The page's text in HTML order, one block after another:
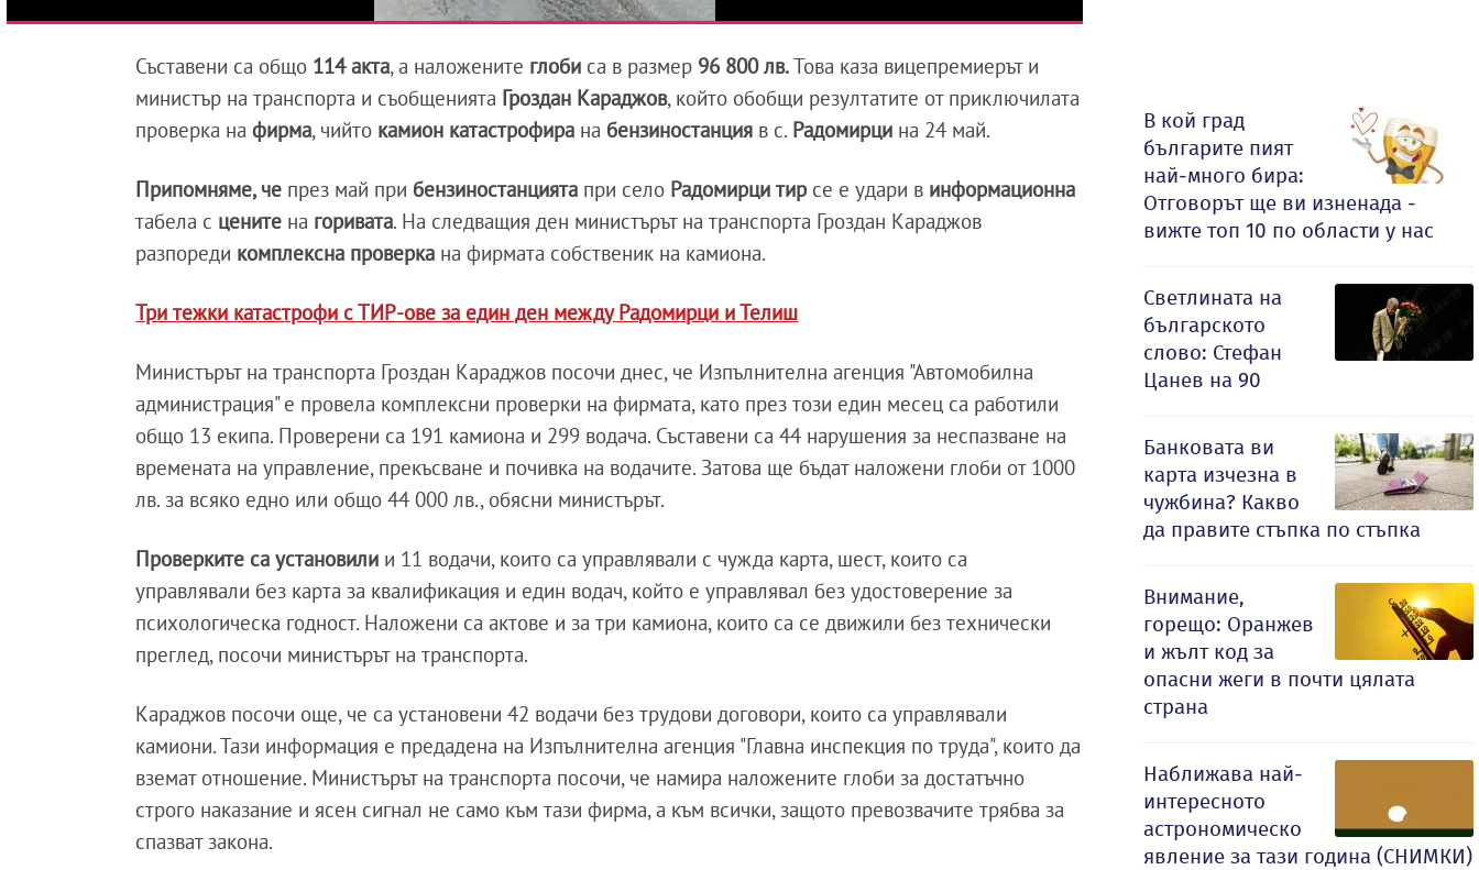
Съставени са общо 114 акта, а наложените глоби са в размер 96 800 лв.Това каза вицепремиерът и
министър на транспорта и съобщенията Гроздан Караджов, който обобщи резултатите от приключилата
проверка нафирма, чийто камион катастрофира на бензиностанция в с. Радомирци на 24 май.
Припомняме, че през май при бензиностанцията при село Радомирци тир се е удари в информационна
табела с цените на горивата. На следващия ден министърът на транспорта Гроздан Караджов
разпореди комплексна проверка на фирмата собственик на камиона.
Три тежки катастрофи с ТИР-ове за един ден между Радомирци и Телиш
Министърът на транспорта Гроздан Караджов посочи днес, че Изпълнителна агенция "Автомобилна
администрация" е провела комплексни проверки на фирмата, като през този един месец са работили
общо 13 екипа. Проверени са 191 камиона и 299 водача. Съставени са 44 нарушения за неспазване на
времената на управление, прекъсване и почивка на водачите. Затова ще бъдат наложени глоби от 1000
лв. за всяко едно или общо 44 000 лв., обясни министърът.
Проверките са установили и 11 водачи, които са управлявали с чужда карта, шест, които са
управлявали без карта за квалификация и един водач, който е управлявал без удостоверение за
психологическа годност. Наложени са актове и за три камиона, които са се движили без технически
преглед, посочи министърът на транспорта.
Караджов посочи още, че са установени 42 водачи без трудови договори, които са управлявали
камиони. Тази информация е предадена на Изпълнителна агенция "Главна инспекция по труда", които да
вземат отношение. Министърът на транспорта посочи, че намира наложените глоби за достатъчно
строго наказание и ясен сигнал не само към тази фирма, а към всички, защото превозвачите трябва за
спазват закона.
В кой град
българите пият
най-много бира:
Отговорът ще ви изненада -
вижте топ 10 по области у нас
Светлината на
българското
слово: Стефан
Цанев на 90
Банковата ви
карта изчезна в
чужбина? Какво
да правите стъпка по стъпка
Внимание,
горещо: Оранжев
и жълт код за
опасни жеги в почти цялата
страна
Наближава най-
интересното
астрономическо
явление за тази година (СНИМКИ)